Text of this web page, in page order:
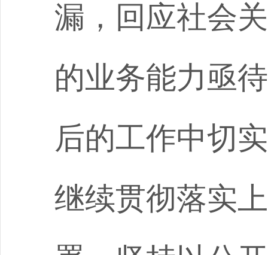
漏，回应社会
的业务能力亟
后的工作中切
继续贯彻落实